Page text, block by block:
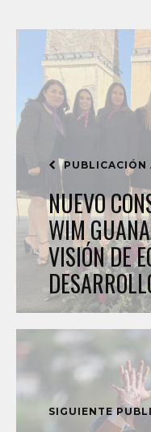
PUBLICACIÓN
NUEVO
WIM
VISIÓN DE
SIGUIENTE